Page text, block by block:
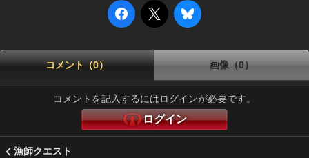
コメント（0） 画像（0）
コメントを記入するにはログインが必要です。
ログイン
漁師クエスト